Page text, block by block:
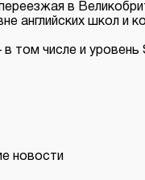
в
английских школ и
том числе и
новости